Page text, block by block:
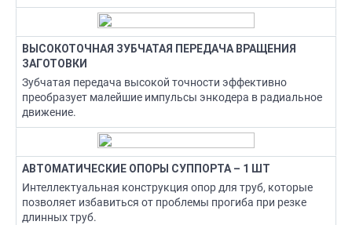
ВЫСОКОТОЧНАЯ ЗУБЧАТАЯ ПЕРЕДАЧА ВРАЩЕНИЯ
ЗАГОТОВКИ
Зубчатая передача высокой точности эффективно
преобразует малейшие импульсы энкодера в радиальное
движение.
АВТОМАТИЧЕСКИЕ ОПОРЫ СУППОРТА – 1 ШТ
Интеллектуальная конструкция опор для труб, которые
позволяет избавиться от проблемы прогиба при резке
длинных труб.